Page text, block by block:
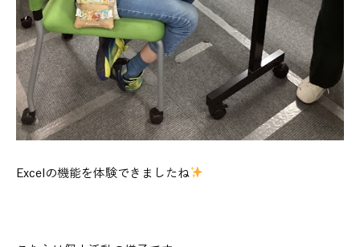
Excelの機能を体験できましたね